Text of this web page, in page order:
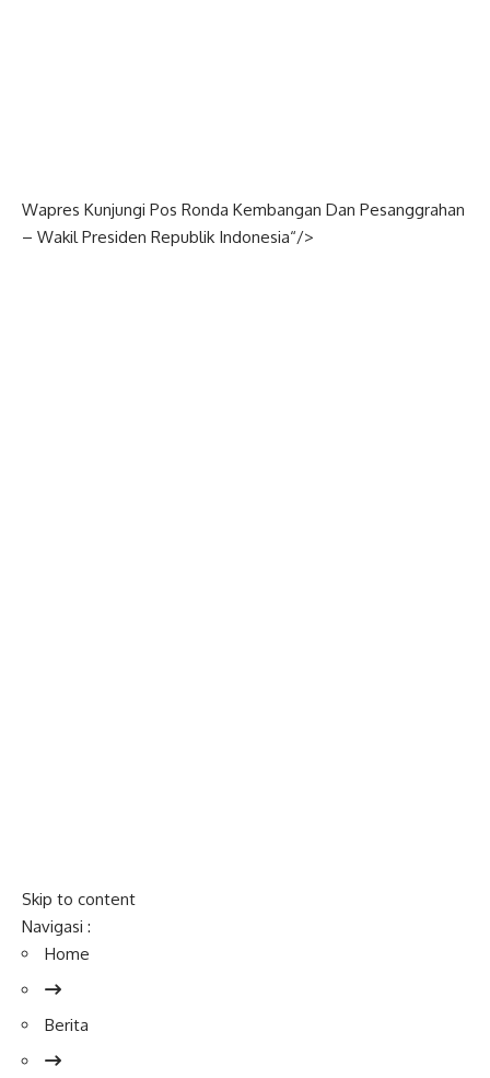
Wapres Kunjungi Pos Ronda Kembangan Dan Pesanggrahan
– Wakil Presiden Republik Indonesia“/>
Skip to content
Navigasi :
Home
Berita